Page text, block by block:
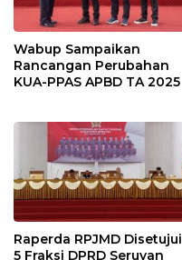
Wabup Sampaikan
Rancangan Perubahan
KUA-PPAS APBD TA 2025
Raperda RPJMD Disetujui
5 Fraksi DPRD Seruyan